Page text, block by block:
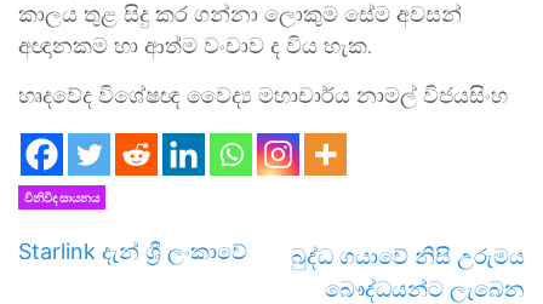
කාලය තුළ සිදු කර ගන්නා ලොකුම සේම අවසන්
අඥානකම හා ආත්ම වංචාව ද විය හැක.
හෘදවේද විශේෂඥ වෛද්‍ය මහාචාර්ය නාමල් විජයසිංහ
විනිවිද සායනය
Starlink දැන් ශ්‍රී ලංකාවේ
බුද්ධ ගයාවේ නිසි උරුමය
බෞද්ධයන්ට ලැබෙන